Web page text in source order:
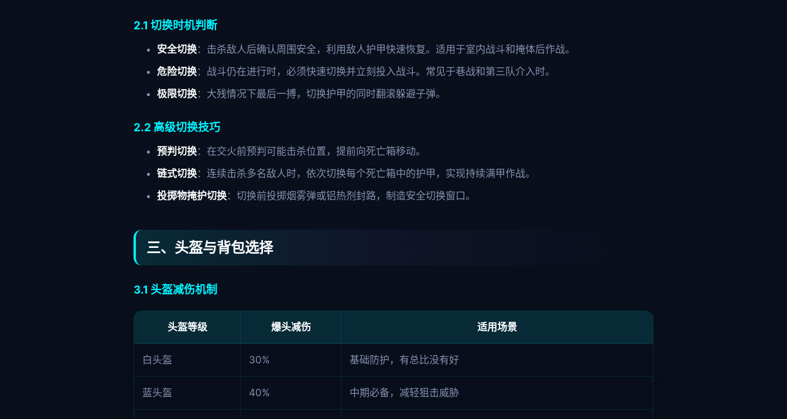
2.1 切换时机判断
安全切换：击杀敌人后确认周围安全，利用敌人护甲快速恢复。适用于室内战斗和掩体后作战。
危险切换：战斗仍在进行时，必须快速切换并立刻投入战斗。常见于巷战和第三队介入时。
极限切换：大残情况下最后一搏，切换护甲的同时翻滚躲避子弹。
2.2 高级切换技巧
预判切换：在交火前预判可能击杀位置，提前向死亡箱移动。
链式切换：连续击杀多名敌人时，依次切换每个死亡箱中的护甲，实现持续满甲作战。
投掷物掩护切换：切换前投掷烟雾弹或铝热剂封路，制造安全切换窗口。
三、头盔与背包选择
3.1 头盔减伤机制
头盔等级 爆头减伤 适用场景
白头盔 30% 基础防护，有总比没有好
蓝头盔 40% 中期必备，减轻狙击威胁